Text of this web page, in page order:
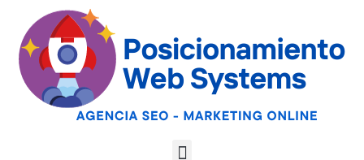
Optimiza tu web
para las AI
Google
Overviews y los
LLMs
Analiza tu web gratis